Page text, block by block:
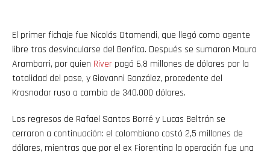
El primer fichaje fue Nicolás Otamendi, que llegó como agente
libre tras desvincularse del Benfica. Después se sumaron Mauro
Arambarri, por quien River pagó 6,8 millones de dólares por la
totalidad del pase, y Giovanni González, procedente del
Krasnodar ruso a cambio de 340.000 dólares.
Los regresos de Rafael Santos Borré y Lucas Beltrán se
cerraron a continuación: el colombiano costó 2,5 millones de
dólares, mientras que por el ex Fiorentina la operación fue una